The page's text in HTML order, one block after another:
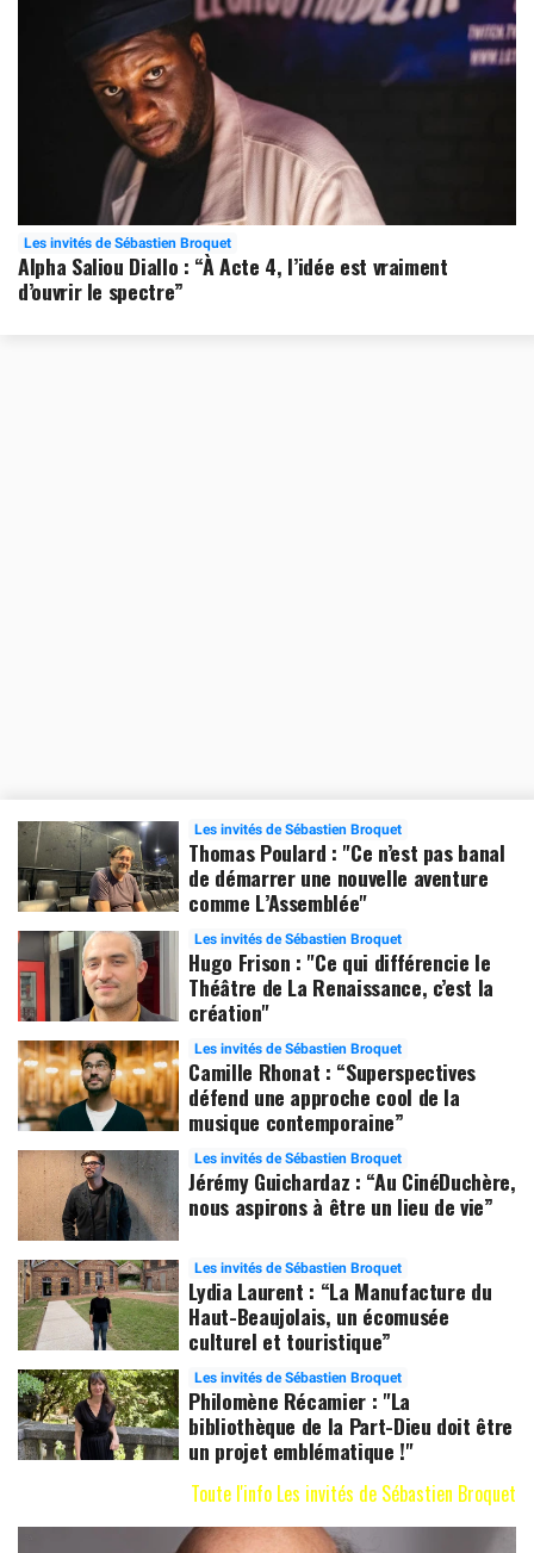
Les invités de Sébastien Broquet
Alpha Saliou Diallo : “À Acte 4, l’idée est vraiment
d’ouvrir le spectre”
Les invités de Sébastien Broquet
Thomas Poulard : "Ce n’est pas banal
de démarrer une nouvelle aventure
comme L’Assemblée"
Les invités de Sébastien Broquet
Hugo Frison : "Ce qui différencie le
Théâtre de La Renaissance, c’est la
création"
Les invités de Sébastien Broquet
Camille Rhonat : “Superspectives
défend une approche cool de la
musique contemporaine”
Les invités de Sébastien Broquet
Jérémy Guichardaz : “Au CinéDuchère,
nous aspirons à être un lieu de vie”
Les invités de Sébastien Broquet
Lydia Laurent : “La Manufacture du
Haut-Beaujolais, un écomusée
culturel et touristique”
Les invités de Sébastien Broquet
Philomène Récamier : "La
bibliothèque de la Part-Dieu doit être
un projet emblématique !"
Toute l'info Les invités de Sébastien Broquet